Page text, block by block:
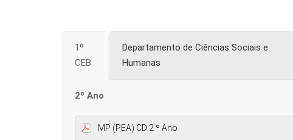
1º
CEB
Departamento de Ciências Sociais e
Humanas
2º Ano
MP (PEA) CD 2.º Ano